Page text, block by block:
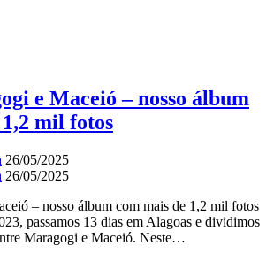
e Maceió – nosso álbum
mil fotos
26/05/2025
26/05/2025
– nosso álbum com mais de 1,2 mil fotos
passamos 13 dias em Alagoas e dividimos
Maragogi e Maceió. Neste…